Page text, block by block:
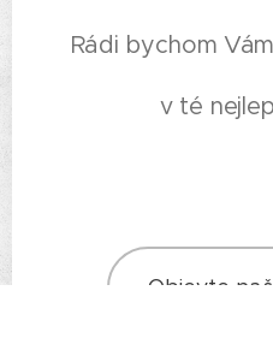
Rádi bychom
v té
Objevte